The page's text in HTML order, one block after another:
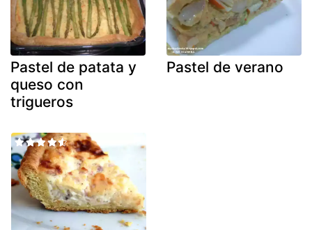
Pastel de patata y
queso con
trigueros
Pastel de verano